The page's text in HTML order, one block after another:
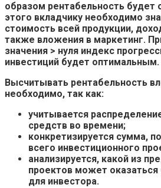
образом рентабельность будет
этого вкладчику необходимо
стоимость всей продукции,
также вложения в маркетинг.
значения > нуля индекс
инвестиций будет оптимальным.
Высчитывать рентабельность
необходимо, так как:
учитывается
средств во времени;
конкретизируется сумма,
всего инвестиционного
анализируется, какой из
проектов может
для инвестора.